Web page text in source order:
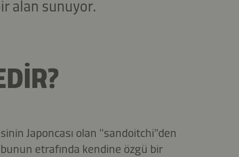
alan sunuyor.
Japoncası olan "sandoitchi"den
etrafında kendine özgü bir